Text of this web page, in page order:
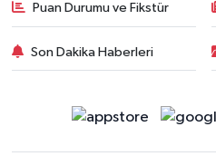
Puan Durumu ve Fikstür
Son Dakika Haberleri